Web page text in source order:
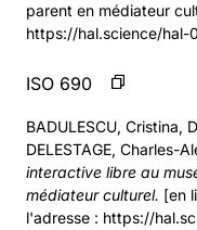
parent en médiateur
https://hal.science/hal-
ISO 690
BADULESCU, Cristina,
DELESTAGE, Charles-
interactive libre au
médiateur culturel. [en
l'adresse : https://